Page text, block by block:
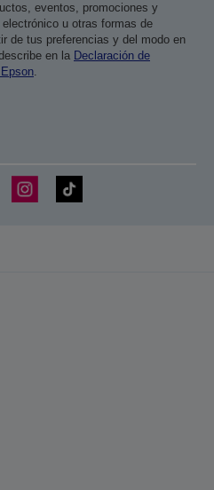
eventos, promociones y
u otras formas de
de tus preferencias y del modo en
en la Declaración de
.